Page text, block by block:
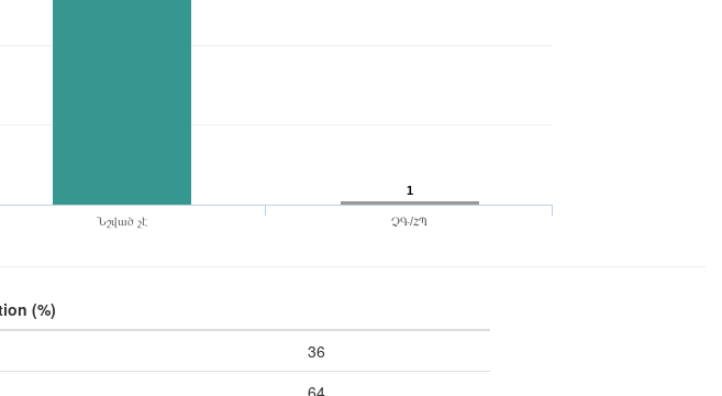
1
Նշված չէ ՉԳ/ՀՊ
(%)
36
64
(ներառյալ՝ առցանց TV), բացի սոց․ ցանցերով տարածվող լուրերից